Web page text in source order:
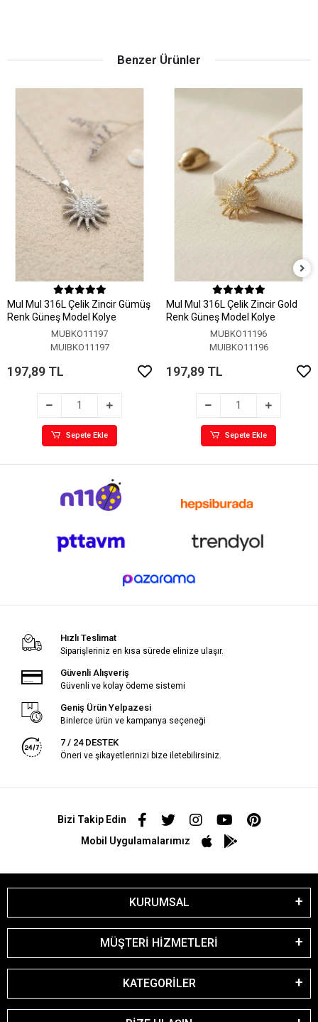
Benzer Ürünler
MuI MuI 316L Çelik Zincir Gümüş
Renk Güneş Model Kolye
MUBKO11197
MUIBKO11197
197,89 TL
Sepete Ekle
MuI MuI 316L Çelik Zincir Gold
Renk Güneş Model Kolye
MUBKO11196
MUIBKO11196
197,89 TL
Sepete Ekle
Hızlı Teslimat
Siparişleriniz en kısa sürede elinize ulaşır.
Güvenli Alışveriş
Güvenli ve kolay ödeme sistemi
Geniş Ürün Yelpazesi
Binlerce ürün ve kampanya seçeneği
7 / 24 DESTEK
Öneri ve şikayetlerinizi bize iletebilirsiniz.
Bizi Takip Edin
Mobil Uygulamalarımız
KURUMSAL
MÜŞTERİ HİZMETLERİ
KATEGORİLER